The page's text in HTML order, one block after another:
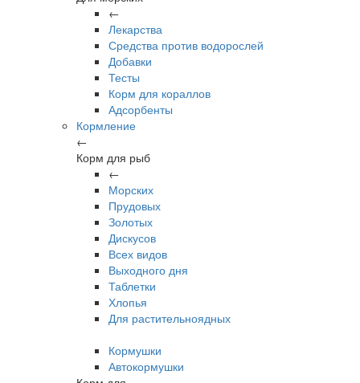
←
Лекарства
Средства против водорослей
Добавки
Тесты
Корм для кораллов
Адсорбенты
Кормление
←
Корм для рыб
←
Морских
Прудовых
Золотых
Дискусов
Всех видов
Выходного дня
Таблетки
Хлопья
Для растительноядных
Кормушки
Автокормушки